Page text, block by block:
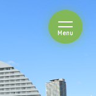
Menuを開閉